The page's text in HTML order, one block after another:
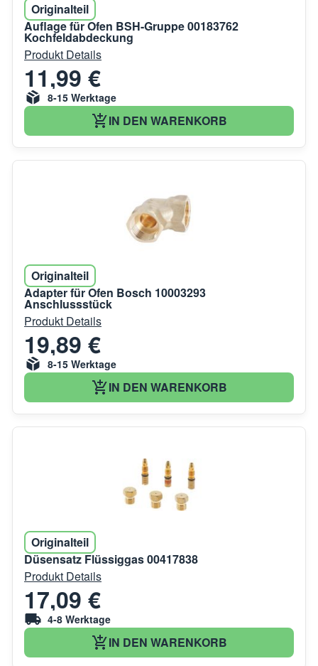
Originalteil
Auflage für Ofen BSH-Gruppe 00183762
Kochfeldabdeckung
Produkt Details
11,99 €
8-15 Werktage
IN DEN WARENKORB
Originalteil
Adapter für Ofen Bosch 10003293
Anschlussstück
Produkt Details
19,89 €
8-15 Werktage
IN DEN WARENKORB
Originalteil
Düsensatz Flüssiggas 00417838
Produkt Details
17,09 €
4-8 Werktage
IN DEN WARENKORB